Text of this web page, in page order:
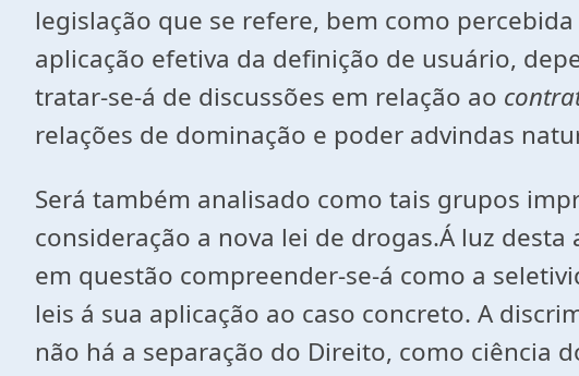
legislação que se refere, bem como
aplicação efetiva da definição de usuário,
tratar-se-á de discussões em relação ao
relações de dominação e poder advindas
Será também analisado como tais grupos
consideração a nova lei de drogas.Á luz
em questão compreender-se-á como a
leis á sua aplicação ao caso concreto. A
não há a separação do Direito, como ciência